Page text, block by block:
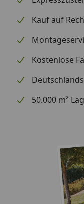
Kauf auf
Kostenlose
50.000 m²